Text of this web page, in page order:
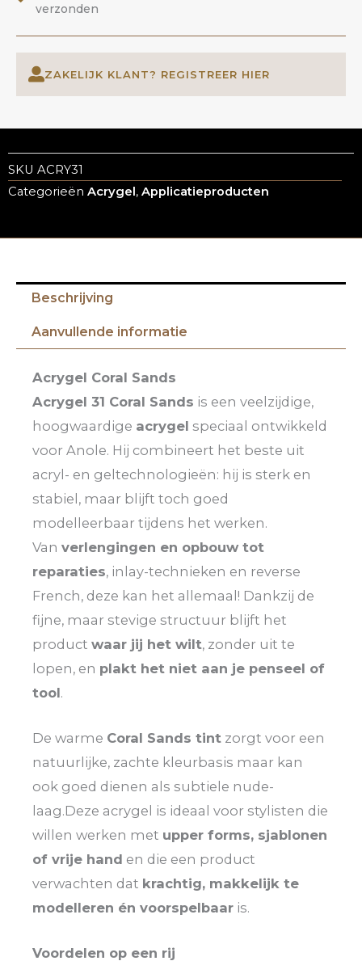
verzonden
ZAKELIJK KLANT? REGISTREER HIER
SKU ACRY31
Categorieën Acrygel, Applicatieproducten
Beschrijving
Aanvullende informatie
Acrygel Coral Sands
Acrygel 31 Coral Sands is een veelzijdige,
hoogwaardige acrygel speciaal ontwikkeld
voor Anole. Hij combineert het beste uit
acryl- en geltechnologieën: hij is sterk en
stabiel, maar blijft toch goed
modelleerbaar tijdens het werken.
Van verlengingen en opbouw tot
reparaties, inlay-technieken en reverse
French, deze kan het allemaal! Dankzij de
fijne, maar stevige structuur blijft het
product waar jij het wilt, zonder uit te
lopen, en plakt het niet aan je penseel of
tool.
De warme Coral Sands tint zorgt voor een
natuurlijke, zachte kleurbasis maar kan
ook goed dienen als subtiele nude-
laag.Deze acrygel is ideaal voor stylisten die
willen werken met upper forms, sjablonen
of vrije hand en die een product
verwachten dat krachtig, makkelijk te
modelleren én voorspelbaar is.
Voordelen op een rij